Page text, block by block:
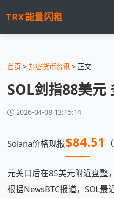
TRX能量闪租
首页 > 加密货币资讯 > 正文
SOL剑指88美元
2026-04-08 13:15:14
Solana价格现报$84.51
元关口后在85美元附近盘整
根据NewsBTC报道，SOL最